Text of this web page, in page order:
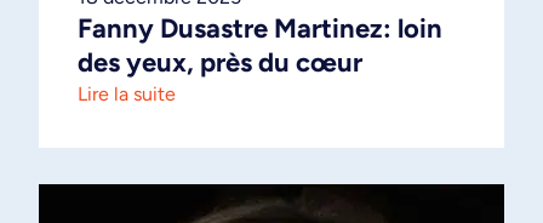
Fanny Dusastre Martinez: loin
des yeux, près du cœur
Lire la suite